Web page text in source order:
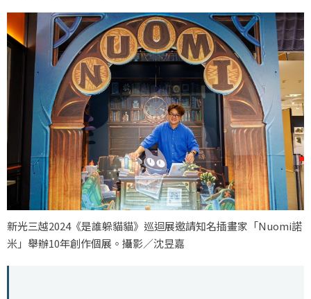
新光三越2024《是誰躲貓貓》巡迴展邀請知名插畫家「Nuomi諾
米」舉辦10年創作個展。攝影／沈昱嘉